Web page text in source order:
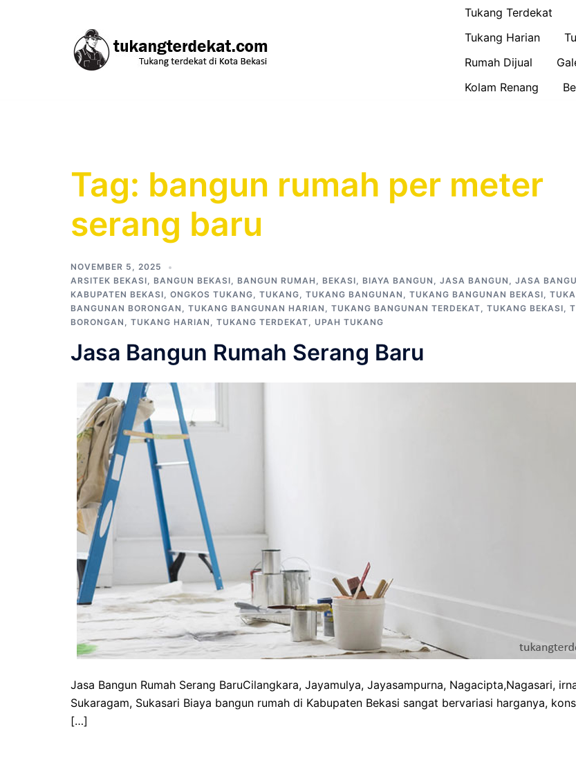
Tukang Terdekat
Tukang Harian
Rumah Dijual
Kolam Renang
Tag: bangun rumah per meter
serang baru
NOVEMBER 5, 2025
ARSITEK BEKASI, BANGUN BEKASI, BANGUN RUMAH , BEKASI, BIAYA BANGUN , JASA BANGUN , JASA
KABUPATEN BEKASI, ONGKOS TUKANG, TUKANG, TUKANG BANGUNAN , TUKANG BANGUNAN BEKASI,
BANGUNAN BORONGAN , TUKANG BANGUNAN HARIAN , TUKANG BANGUNAN TERDEKAT, TUKANG BEKASI,
BORONGAN , TUKANG HARIAN , TUKANG TERDEKAT, UPAH TUKANG
Jasa Bangun Rumah Serang Baru
Jasa Bangun Rumah Serang BaruCilangkara, Jayamulya, Jayasampurna, Nagacipta,Nagasari,
Sukaragam, Sukasari Biaya bangun rumah di Kabupaten Bekasi sangat bervariasi harganya,
[…]